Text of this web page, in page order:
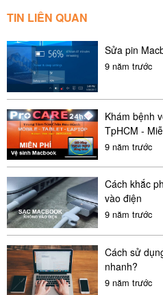
TIN LIÊN QUAN
Sửa pin
9 năm trước
Khám bệnh
TpHCM -
9 năm trước
Cách khắc
vào điện
9 năm trước
Cách sử
nhanh?
9 năm trước